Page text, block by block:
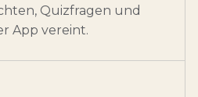
Quizfragen und
App vereint.